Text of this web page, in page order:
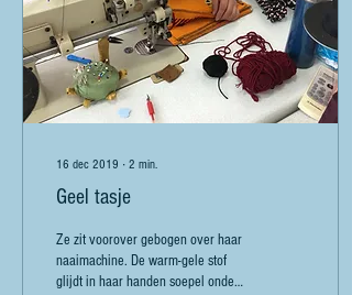
16 dec 2019 ∙ 2 min.
Geel tasje
Ze zit voorover gebogen over haar
naaimachine. De warm-gele stof
glijdt in haar handen soepel onder